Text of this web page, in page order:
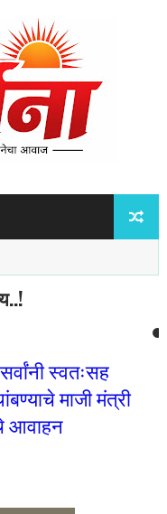
स्वतःसह
माजी मंत्री
आवाहन